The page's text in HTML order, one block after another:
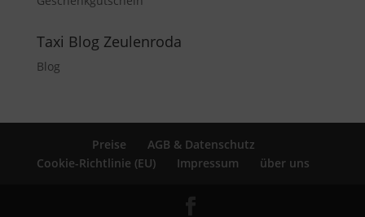
Taxi Blog Zeulenroda
Blog
Preise
AGB & Datenschutz
Cookie-Richtlinie (EU)
Impressum über uns